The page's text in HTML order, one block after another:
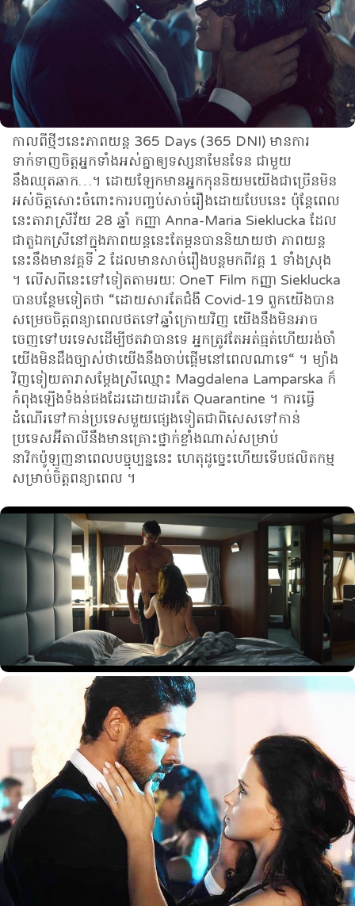
កាលពីថ្មីៗនេះភាពយន្ត 365 Days (365 DNI) មានការ
ទាក់ទាញចិត្តអ្នកទាំងអស់គ្នាឲ្យទស្សនាមែនទែន ជាមួយ
នឹងឈុតឆាក…។​ ដោយឡែកមានអ្នកកុននិយមយើងជាច្រើនមិន
អស់ចិត្តសោះចំពោះការបញ្ចប់សាច់រឿងដោយបែបនេះ ប៉ុន្តែពេល
នេះតារាស្រីវ័យ 28 ឆ្នាំ កញ្ញា Anna-Maria Sieklucka ដែល
ជាតួឯកស្រីនៅក្នុងភាពយន្តនេះតែម្តនបាននិយាយថា ភាពយន្ត
នេះនឹងមានវគ្គទី 2 ដែលមានសាច់រឿងបន្តមកពីវគ្គ 1 ទាំងស្រុង
។ លើសពីនេះទៅទៀតតាមរយៈ OneT Film កញ្ញា Sieklucka
បានបន្ថែមទៀតថា “ដោយសារតែជំងឺ Covid-19 ពួកយើងបាន
សម្រេចចិត្តពន្យាពេលថតទៅឆ្នាំក្រោយវិញ យើងនឹងមិនអាច
ចេញទៅបរទេសដើម្បីថតវាបានទេ អ្នកត្រូវតែអត់ធ្មត់ហើយរង់ចាំ
យើងមិនដឹងច្បាស់ថាយើងនឹងចាប់ផ្តើមនៅពេលណាទេ“ ។ ម្យ៉ាង
វិញទៀយតារាសម្តែងស្រីឈ្មោះ Magdalena Lamparska ក៏
កំពុងឡើងទំងន់ផងដែរដោយដារតែ Quarantine ។ ការធ្វើ
ដំណើរទៅកាន់ប្រទេសមួយផ្សេងទៀតជាពិសេសទៅកាន់
ប្រទេសអ៊ីតាលីនឹងមានគ្រោះថ្នាក់ខ្លាំងណាស់សម្រាប់
នាវិកប៉ូឡូញនាពេលបច្ចុប្បន្ននេះ ហេតុដូច្នេះហើយទើបផលិតកម្ម
សម្រាច់ចិត្តពន្យាពេល ។